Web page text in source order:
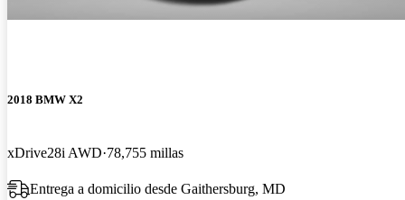
2018 BMW X2
xDrive28i AWD 78,755 millas
Entrega a domicilio desde Gaithersburg, MD